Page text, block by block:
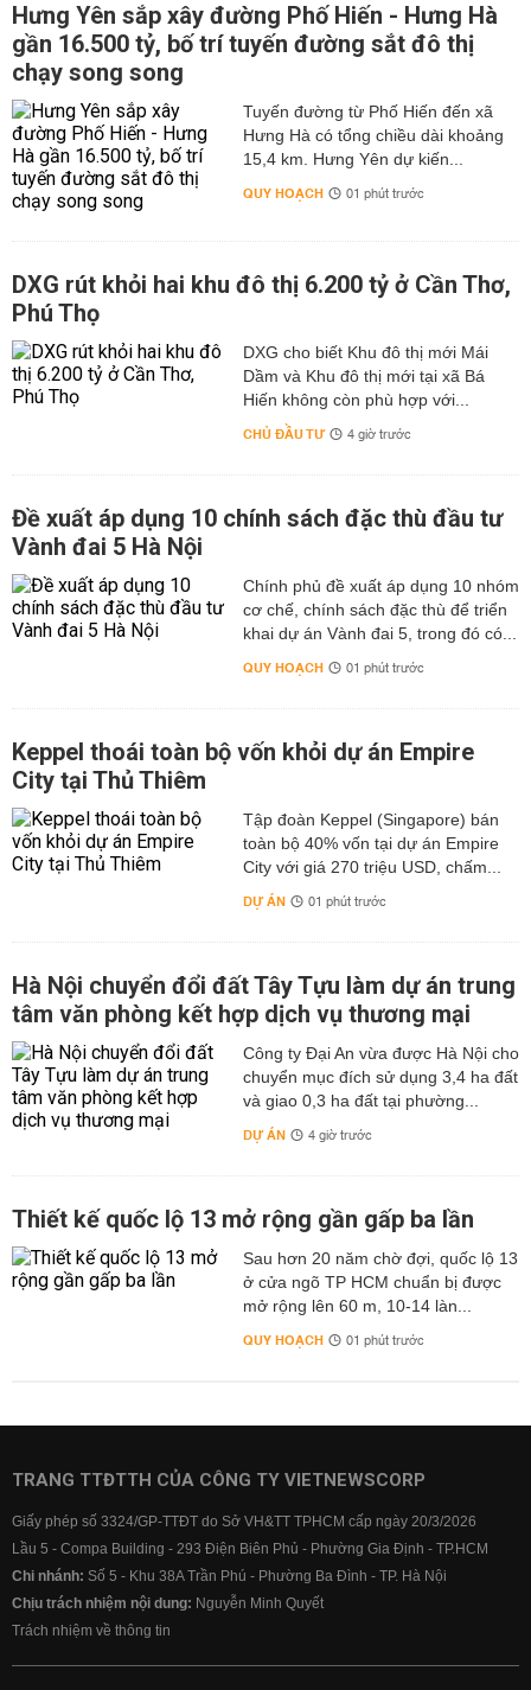
Hưng Yên sắp xây đường Phố Hiến - Hưng Hà
gần 16.500 tỷ, bố trí tuyến đường sắt đô thị
chạy song song
Tuyến đường từ Phố Hiến đến xã
Hưng Hà có tổng chiều dài khoảng
15,4 km. Hưng Yên dự kiến...
QUY HOẠCH 01 phút trước
DXG rút khỏi hai khu đô thị 6.200 tỷ ở Cần Thơ,
Phú Thọ
DXG cho biết Khu đô thị mới Mái
Dầm và Khu đô thị mới tại xã Bá
Hiến không còn phù hợp với...
CHỦ ĐẦU TƯ 4 giờ trước
Đề xuất áp dụng 10 chính sách đặc thù đầu tư
Vành đai 5 Hà Nội
Chính phủ đề xuất áp dụng 10 nhóm
cơ chế, chính sách đặc thù để triển
khai dự án Vành đai 5, trong đó có...
QUY HOẠCH 01 phút trước
Keppel thoái toàn bộ vốn khỏi dự án Empire
City tại Thủ Thiêm
Tập đoàn Keppel (Singapore) bán
toàn bộ 40% vốn tại dự án Empire
City với giá 270 triệu USD, chấm...
DỰ ÁN 01 phút trước
Hà Nội chuyển đổi đất Tây Tựu làm dự án trung
tâm văn phòng kết hợp dịch vụ thương mại
Công ty Đại An vừa được Hà Nội cho
chuyển mục đích sử dụng 3,4 ha đất
và giao 0,3 ha đất tại phường...
DỰ ÁN 4 giờ trước
Thiết kế quốc lộ 13 mở rộng gần gấp ba lần
Sau hơn 20 năm chờ đợi, quốc lộ 13
ở cửa ngõ TP HCM chuẩn bị được
mở rộng lên 60 m, 10-14 làn...
QUY HOẠCH 01 phút trước
TRANG TTĐTTH CỦA CÔNG TY VIETNEWSCORP
Giấy phép số 3324/GP-TTĐT do Sở VH&TT TPHCM cấp ngày 20/3/2026
Lầu 5 - Compa Building - 293 Điện Biên Phủ - Phường Gia Định - TP.HCM
Chi nhánh: Số 5 - Khu 38A Trần Phú - Phường Ba Đình - TP. Hà Nội
Chịu trách nhiệm nội dung: Nguyễn Minh Quyết
Trách nhiệm về thông tin